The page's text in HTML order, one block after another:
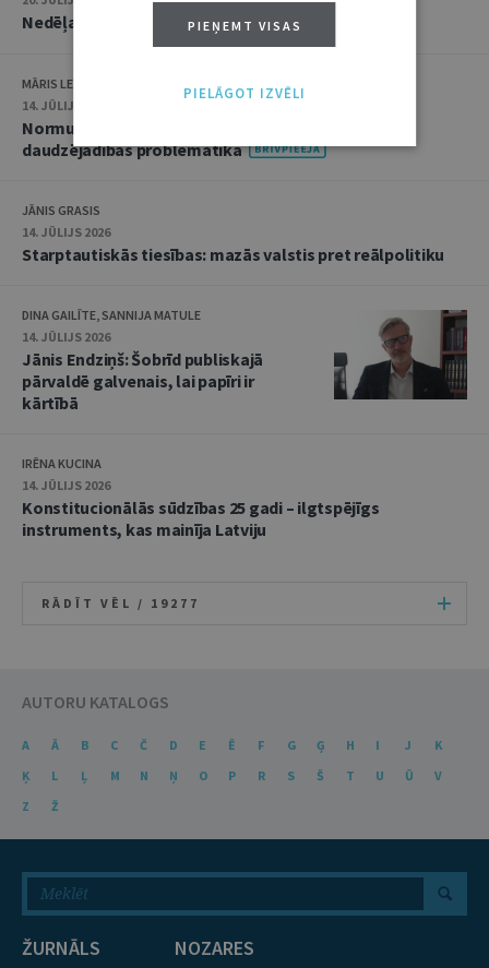
Nedēļas notikumu apskats: 13.–17. jūlijs
MĀRIS LEJA
14. JŪLIJS 2026
Normu konkurences un noziedzīgu nodarījumu
daudzējādības problemātika
JĀNIS GRASIS
14. JŪLIJS 2026
Starptautiskās tiesības: mazās valstis pret reālpolitiku
DINA GAILĪTE, SANNIJA MATULE
14. JŪLIJS 2026
Jānis Endziņš: Šobrīd publiskajā
pārvaldē galvenais, lai papīri ir
kārtībā
IRĒNA KUCINA
14. JŪLIJS 2026
Konstitucionālās sūdzības 25 gadi – ilgtspējīgs
instruments, kas mainīja Latviju
RĀDĪT VĒL / 19277
AUTORU KATALOGS
A Ā B C Č D E Ē F G Ģ H I J
K
Ķ
L Ļ M N Ņ O P R S Š T U Ū
V
Z
Ž
ŽURNĀLS NOZARES
PIEŅEMT VISAS
PIELĀGOT IZVĒLI